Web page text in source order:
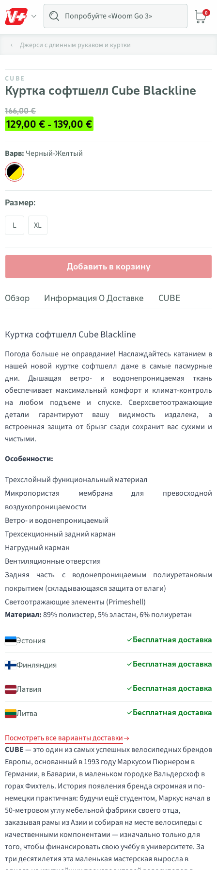
0
Джерси с длинным рукавом и куртки
CUBE
Куртка софтшелл Cube Blackline
166,00 €
129,00 € - 139,00 €
Варв: Черный-Желтый
Размер:
L XL
Добавить в корзину
Обзор Информация О Доставке CUBE
Куртка софтшелл Cube Blackline
Погода больше не оправдание! Наслаждайтесь катанием в
нашей новой куртке софтшелл даже в самые пасмурные
дни. Дышащая ветро- и водонепроницаемая ткань
обеспечивает максимальный комфорт и климат-контроль
на любом подъеме и спуске. Сверхсветоотражающие
детали гарантируют вашу видимость издалека, а
встроенная защита от брызг сзади сохранит вас сухими и
чистыми.
Особенности:
Трехслойный функциональный материал
Микропористая мембрана для превосходной
воздухопроницаемости
Ветро- и водонепроницаемый
Трехсекционный задний карман
Нагрудный карман
Вентиляционные отверстия
Задняя часть с водонепроницаемым полиуретановым
покрытием (складывающаяся защита от влаги)
Светоотражающие элементы (Primeshell)
Материал:89% полиэстер, 5% эластан, 6% полиуретан
Эстония Бесплатная доставка
Финляндия Бесплатная доставка
Латвия Бесплатная доставка
Литва Бесплатная доставка
Посмотреть все варианты доставки
CUBE— это один из самых успешных велосипедных брендов
Европы, основанный в 1993 году Маркусом Пюрнером в
Германии, в Баварии, в маленьком городке Вальдерсхоф в
горах Фихтель. История появления бренда скромная и по-
немецки практичная: будучи ещё студентом, Маркус начал в
50-метровом углу мебельной фабрики своего отца,
заказывая рамы из Азии и собирая на месте велосипеды с
качественными компонентами — изначально только для
того, чтобы финансировать свою учёбу в университете. За
три десятилетия эта маленькая мастерская выросла в